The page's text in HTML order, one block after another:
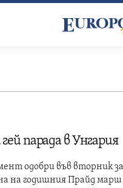
парада в Унгария
одобри във вторник
на годишния Прайд марш